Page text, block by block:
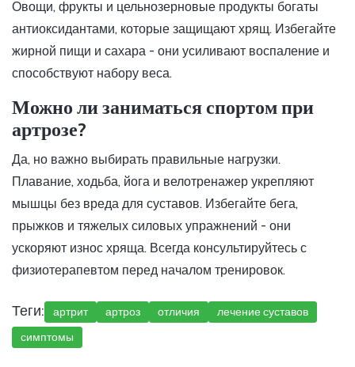
Овощи, фрукты и цельнозерновые продукты богаты
антиоксидантами, которые защищают хрящ. Избегайте
жирной пищи и сахара - они усиливают воспаление и
способствуют набору веса.
Можно ли заниматься спортом при
артрозе?
Да, но важно выбирать правильные нагрузки.
Плавание, ходьба, йога и велотренажер укрепляют
мышцы без вреда для суставов. Избегайте бега,
прыжков и тяжелых силовых упражнений - они
ускоряют износ хряща. Всегда консультируйтесь с
физиотерапевтом перед началом тренировок.
Теги: артрит артроз отличия
лечение суставов
симптомы